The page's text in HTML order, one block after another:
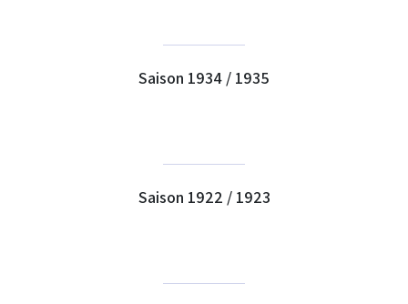
Saison 1934 / 1935
Saison 1922 / 1923